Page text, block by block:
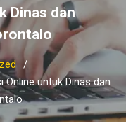
Dinas dan
untuk Dinas dan